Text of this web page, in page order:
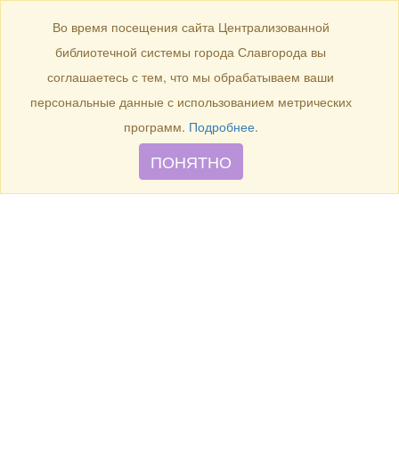
Toggle
navigation
БИБЛИОТЕКА
1 сентября 1936 г. - 85 лет
назад родился скульптор
Н.В. Звонков.
- 85 лет назад родился скульптор Н.В.
Во время посещения сайта Централизованной
библиотечной системы города Славгорода вы
соглашаетесь с тем, что мы обрабатываем ваши
персональные данные с использованием метрических
программ. Подробнее.
ПОНЯТНО